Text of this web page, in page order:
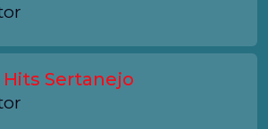
Sertanejo